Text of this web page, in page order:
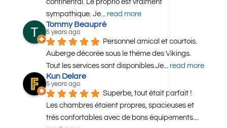
confortable, tranquille. Bon déjeuner
continental. Le proprio est vraiment
sympathique. Je ...
Tommy Beaupré
5 years ago
Personnel amical et courtois.
Auberge décorée sous le thème des Vikings.
Tout les services sont disponibles.Je
Kun Delare
5 years ago
Superbe, tout était parfait !
Les chambres étaient propres, spacieuses et